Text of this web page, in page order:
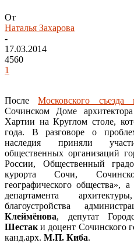
От
Наталья Захарова
-
17.03.2014
4560
1
ПослеМосковского съезда
Сочинском Доме
Хартии на Круглом столе,
года. В разговоре о
наследия приняли
общественных организаций
России, Общественный
курорта Сочи,
географического общества»,
департамента
благоустройства
Клеймёнова, депутат
Шестак и доцент Сочинского
канд.арх. М.П. Киба.